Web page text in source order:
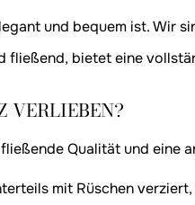
und bequem ist. Wir
bietet eine
VERLIEBEN?
Qualität und eine
mit Rüschen